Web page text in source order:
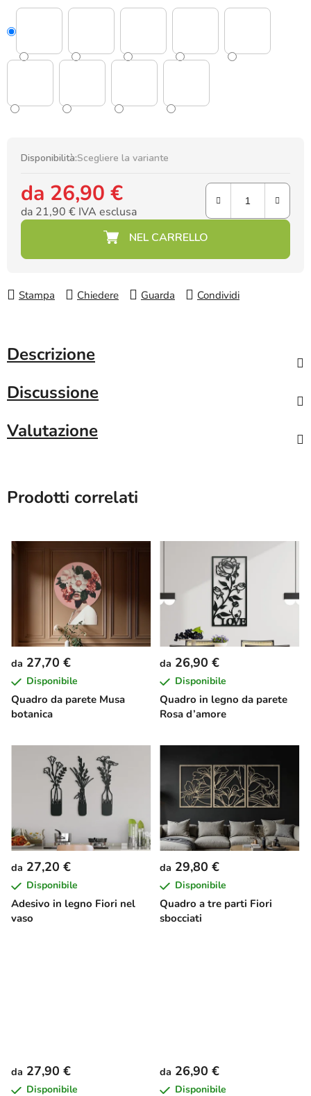
Disponibilità:Scegliere la variante
da 26,90 €
da 21,90 € IVA esclusa
Prezzo della misura:
Stampa Chiedere Guarda Condividi
Descrizione
Discussione
Valutazione
Prodotti correlati
Quadro da parete Musa
botanica
da 27,70 €
Disponibile
Quadro in legno da parete
Rosa d’amore
da 26,90 €
Disponibile
Adesivo in legno Fiori nel
vaso
da 27,20 €
Disponibile
Quadro a tre parti Fiori
sbocciati
da 29,80 €
Disponibile
da 27,90 €
Disponibile
da 26,90 €
Disponibile